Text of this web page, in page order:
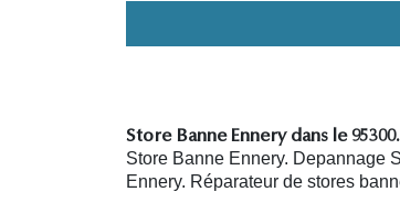
Store Banne Ennery dans le 95300.
Store Banne Ennery. Depannage
Ennery. Réparateur de stores